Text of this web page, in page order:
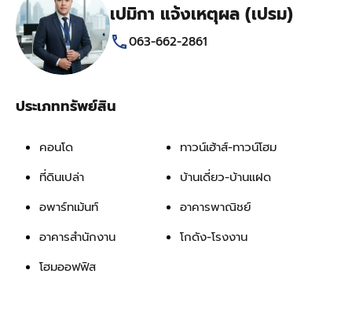
เปมิกา แจ้งเหตุผล (เปรม)
063-662-2861
ประเภททรัพย์สิน
คอนโด
ทาวน์เฮ้าส์-ทาวน์โฮม
ที่ดินเปล่า
บ้านเดี่ยว-บ้านแฝด
อพาร์ทเม้นท์
อาคารพาณิชย์
อาคารสำนักงาน
โกดัง-โรงงาน
โฮมออฟฟิส